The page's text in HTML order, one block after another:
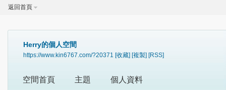
返回首頁
Herry的個人空間
https://www.kin6767.com/?20371 [收藏] [複製] [RSS]
空間首頁 主題 個人資料